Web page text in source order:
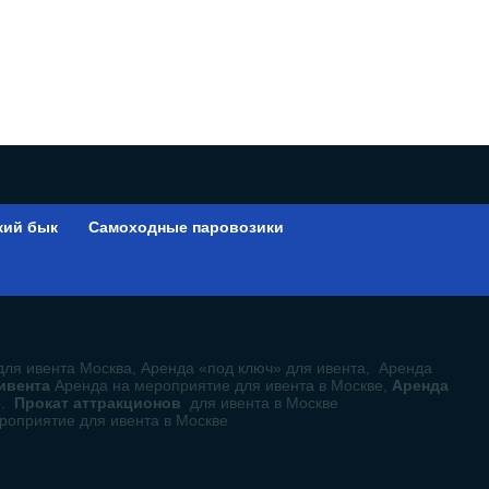
бык Самоходные паровозики
ивента Москва, Аренда «под ключ» для ивента, Аренда
Аренда на мероприятие для ивента в Москве, Аренда
Прокат аттракционов для ивента в Москве
для ивента в Москве